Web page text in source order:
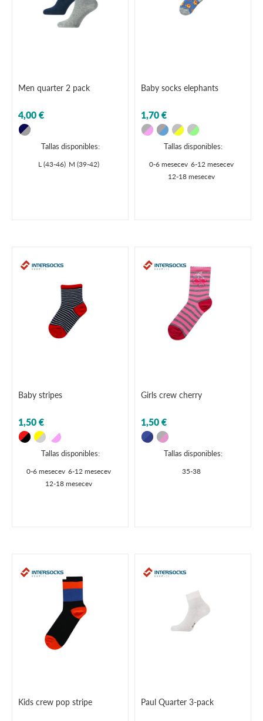
Men quarter 2 pack
4,00 €
Tallas disponibles:
L (43-46) M (39-42)
Baby socks elephants
1,70 €
Tallas disponibles:
0-6 mesecev 6-12 mesecev
12-18 mesecev
Baby stripes
1,50 €
Tallas disponibles:
0-6 mesecev 6-12 mesecev
12-18 mesecev
Girls crew cherry
1,50 €
Tallas disponibles:
35-38
Kids crew pop stripe Paul Quarter 3-pack